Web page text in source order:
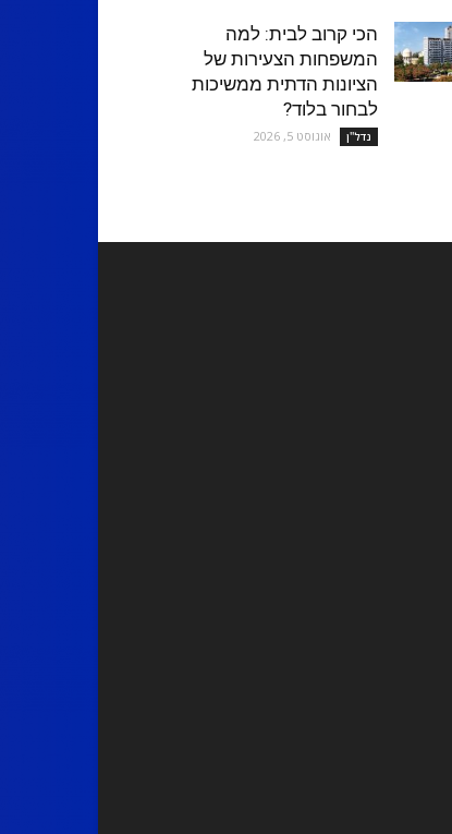
הכי קרוב לבית: למה
המשפחות הצעירות של
הציונות הדתית ממשיכות
לבחור בלוד?
נדל''ן אוגוסט 5, 2026